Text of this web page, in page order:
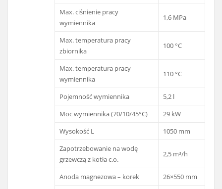
Max. ciśnienie pracy
wymiennika
1,6 MPa
Max. temperatura pracy
zbiornika
100 °C
Max. temperatura pracy
wymiennika
110 °C
Pojemność wymiennika
5,2 l
Moc wymiennika (70/10/45°C)
29 kW
Wysokość L
1050 mm
Zapotrzebowanie na wodę
grzewczą z kotła c.o.
2,5 m³/h
Anoda magnezowa – korek 26×550 mm